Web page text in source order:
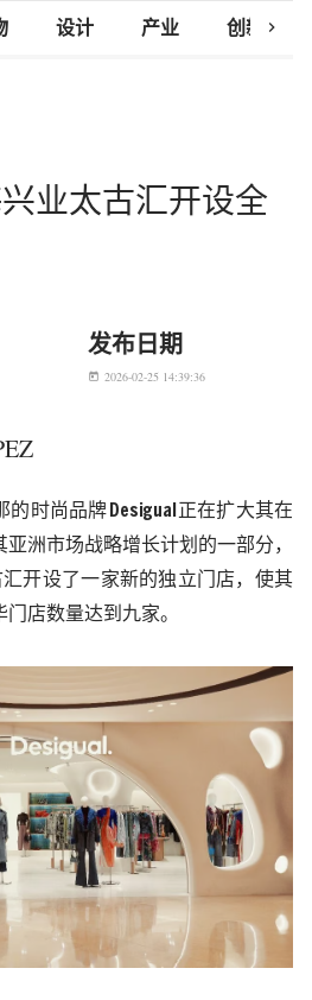
设计 产业 创新研究
chevron_right
兴业太古汇开设全
发布日期
today 2026-02-25 14:39:36
的时尚品牌 Desigual 正在扩大其在
洲市场战略增长计划的一部分，
开设了一家新的独立门店，使其
店数量达到九家。